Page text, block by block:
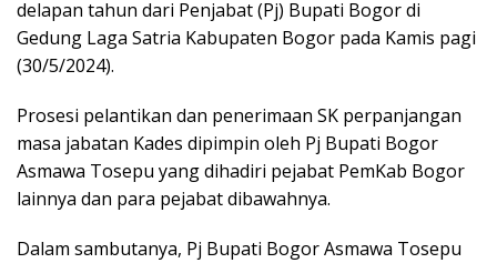
delapan tahun dari Penjabat (Pj) Bupati Bogor di
Gedung Laga Satria Kabupaten Bogor pada Kamis pagi
(30/5/2024).
Prosesi pelantikan dan penerimaan SK perpanjangan
masa jabatan Kades dipimpin oleh Pj Bupati Bogor
Asmawa Tosepu yang dihadiri pejabat PemKab Bogor
lainnya dan para pejabat dibawahnya.
Dalam sambutanya, Pj Bupati Bogor Asmawa Tosepu